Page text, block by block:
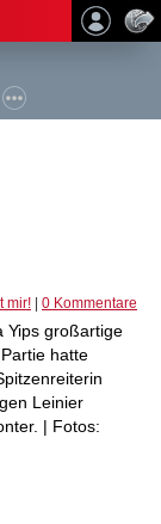
mir! 0 Kommentare
Yips großartige
hatte
Leinier
| Fotos: